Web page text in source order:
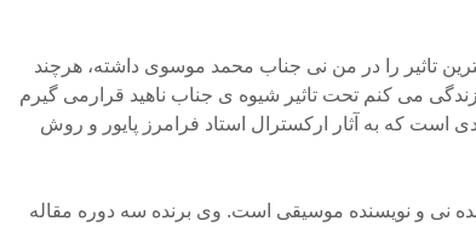
تاثیر را در من نی جناب محمد موسوی داشته، هرچند
می کنم تحت تاثیر شیوه ی جناب ناهید قرارمی گیرم
است که به آثار ارکسترال استاد فرامرز پایور و روش
ملکی متولد ۱۳۶۲ نوازنده نی و نویسنده موسیقی است. وی برنده سه دوره مقاله